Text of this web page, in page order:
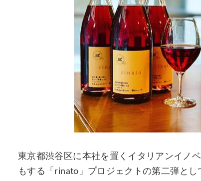
東京都渋谷区に本社を置くイタリアンイノ
もする「rinato」プロジェクトの第二弾と